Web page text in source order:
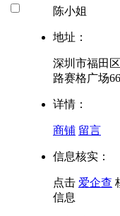
陈小姐
地址：
深圳市福田
路赛格广场
详情：
商铺 留言
信息核实：
点击 爱企查
信息